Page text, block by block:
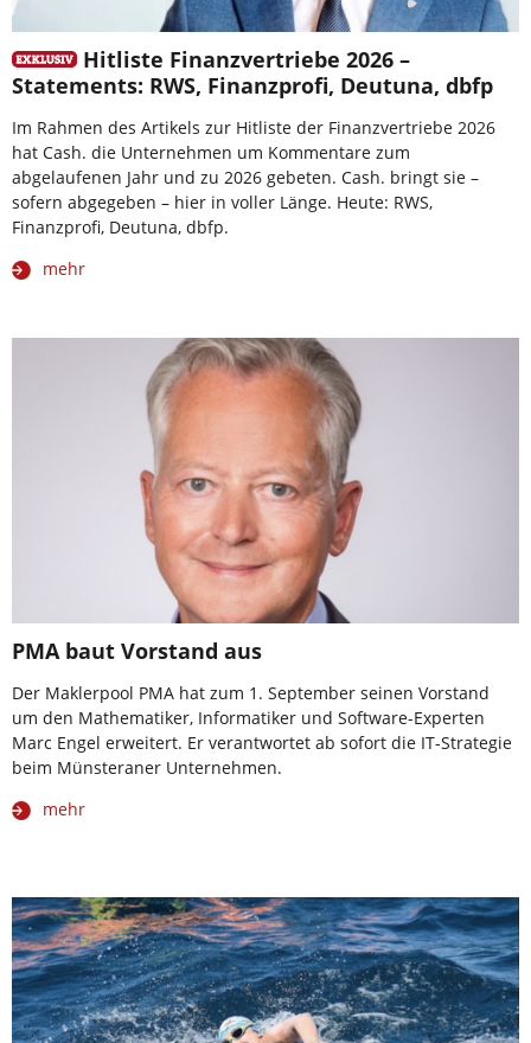
Hitliste Finanzvertriebe 2026 –
Statements: RWS, Finanzprofi, Deutuna, dbfp
Im Rahmen des Artikels zur Hitliste der Finanzvertriebe 2026
hat Cash. die Unternehmen um Kommentare zum
abgelaufenen Jahr und zu 2026 gebeten. Cash. bringt sie –
sofern abgegeben – hier in voller Länge. Heute: RWS,
Finanzprofi, Deutuna, dbfp.
mehr
PMA baut Vorstand aus
Der Maklerpool PMA hat zum 1. September seinen Vorstand
um den Mathematiker, Informatiker und Software-Experten
Marc Engel erweitert. Er verantwortet ab sofort die IT-Strategie
beim Münsteraner Unternehmen.
mehr